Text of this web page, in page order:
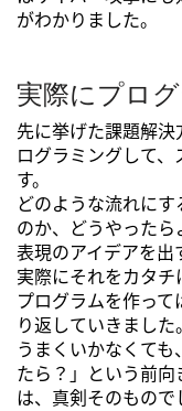
がわかりました。
実際にプロ
先に挙げた課題解
ログラミングして
す。
どのような流れに
のか、どうやったら
表現のアイデアを出
実際にそれをカタチ
プログラムを作っ
り返していきました。
うまくいかなくて
たら？」という前
は、真剣そのもので